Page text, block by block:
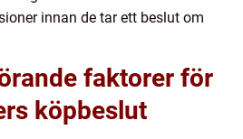
innan de tar ett beslut om
faktorer för
köpbeslut